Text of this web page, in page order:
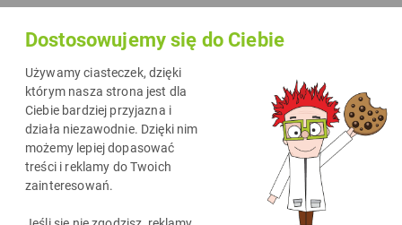
Dostosowujemy się do Ciebie
Używamy ciasteczek, dzięki
którym nasza strona jest dla
Ciebie bardziej przyjazna i
działa niezawodnie. Dzięki nim
możemy lepiej dopasować
treści i reklamy do Twoich
zainteresowań.
drukarki kolorowe zyskały na popularności i to nie bez
intensywnym użytkowaniu są niezwykle efektywne.
Przygotowaliśmy ranking polecanych, sprawdzonych
drukarek laserowych kolorowych i monochromatycznych,
które bez szemrania obsłużą domowe biuro, zdalną naukę, a
także mniejszą firmę.